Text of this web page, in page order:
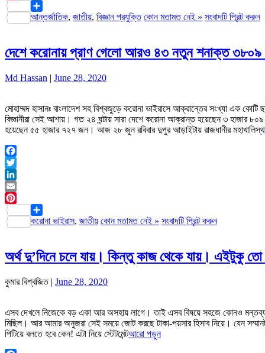
Pinterest
Share
আন্তর্জাতিক, জাতীয়, বিজ্ঞান প্রযুক্তি কোন মতামত নেই » সংবাদটি প্রিন্ট করুন
দেশে করোনায় প্রাণ গেলো আরও ৪৩ নতুন শনাক্ত
Md Hassan | June 28, 2020
মোহাম্মদ হাসানঃ বাংলাদেশ সহ বিশ্বজুড়ে করোনা ভাইরাসে আক্রান্তের সংখ্যা এক
বিজ্ঞানীরা সেই আশায়। গত ২৪ ঘন্টায় সারা দেশে করোনা আক্রান্ত হয়েছেন ৩ হাজার
হয়েছেন ৫৫ হাজার ৭২৭ জন। আজ ২৮ জুন রবিবার দুপুর আড়াইটায় রাজধানীর মহাখালিস্থ
Facebook
Twitter
LinkedIn
Email
Pinterest
Share
করোনা ভাইরাস, জাতীয় কোন মতামত নেই » সংবাদটি প্রিন্ট করুন
অর্থ দু’দিনে চলে যায়। কিন্তু কাজ থেকে যায়। এইটুকু
কুমার বিশ্বজিত | June 28, 2020
এসব দেখলে নিজেকে বড় একা আর অসহায় লাগে। তাই এসব বিষয়ে সহজে কোনও মন্তব্য
মিছিল। আর আমার অনুজরা সেই সময়ে জোট করছে টাকা-পয়সার হিসাব নিয়ে। যেন
পিটিয়ে বলতে হবে কেন! এটা নিয়ে স্টেটমেন্টআরো পড়ুন